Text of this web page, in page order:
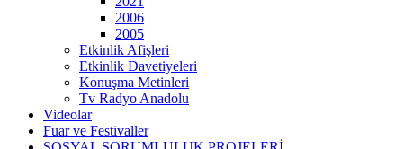
2006
2005
Etkinlik Afişleri
Etkinlik Davetiyeleri
Konuşma Metinleri
Tv Radyo Anadolu
Videolar
Fuar ve Festivaller